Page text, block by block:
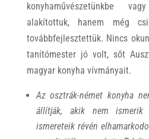
konyhaművészetünkbe
alakítottuk, hanem még
továbbfejlesztettük. Nincs
tanítómester jó volt, sőt
magyar konyha vívmányait.
Az osztrák-német konyha
állítják, akik nem ismerik
ismereteik révén